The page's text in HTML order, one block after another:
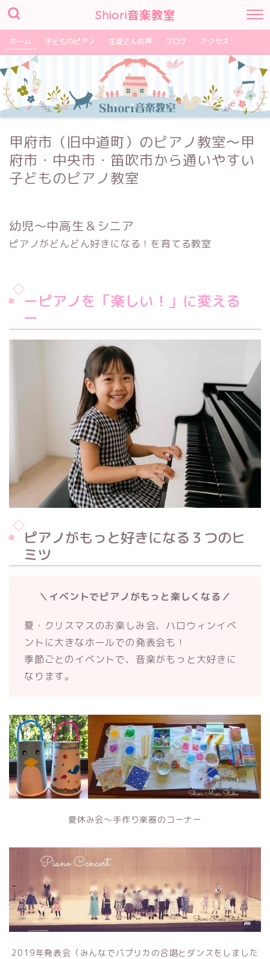
Shiori音楽教室
ホーム 子どものピアノ 生徒さんの声 ブログ アクセス
甲府市（旧中道町）のピアノ教室～甲
府市・中央市・笛吹市から通いやすい
子どものピアノ教室
幼児～中高生＆シニア
ピアノがどんどん好きになる！を育てる教室
ーピアノを「楽しい！」に変える
ー
ピアノがもっと好きになる３つのヒ
ミツ
＼イベントでピアノがもっと楽しくなる／
夏・クリスマスのお楽しみ会、ハロウィンイベ
ントに大きなホールでの発表会も！
季節ごとのイベントで、音楽がもっと大好きに
なります。
夏休み会～手作り楽器のコーナー
2019年発表会（みんなでパプリカの合唱とダンスをしました